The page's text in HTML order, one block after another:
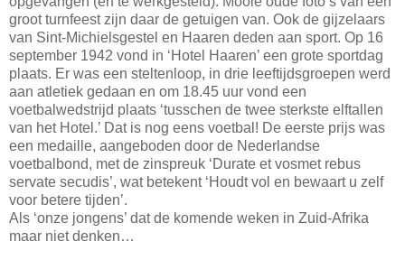
groot turnfeest zijn daar de getuigen van. Ook de gijzelaars
van Sint-Michielsgestel en Haaren deden aan sport. Op 16
september 1942 vond in ‘Hotel Haaren’ een grote sportdag
plaats. Er was een steltenloop, in drie leeftijdsgroepen werd
aan atletiek gedaan en om 18.45 uur vond een
voetbalwedstrijd plaats ‘tusschen de twee sterkste elftallen
van het Hotel.’ Dat is nog eens voetbal! De eerste prijs was
een medaille, aangeboden door de Nederlandse
voetbalbond, met de zinspreuk ‘Durate et vosmet rebus
servate secudis’, wat betekent ‘Houdt vol en bewaart u zelf
voor betere tijden’.
Als ‘onze jongens’ dat de komende weken in Zuid-Afrika
maar niet denken…